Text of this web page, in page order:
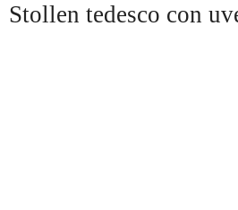
Stollen tedesco con